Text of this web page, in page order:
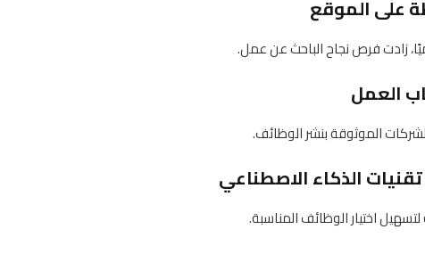
زادت فرص نجاح الباحث عن عمل.
الموثوقة بنشر الوظائف.
اختيار الوظائف المناسبة.